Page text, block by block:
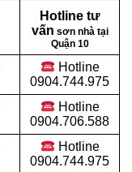
Hotline tư
vấn sơn nhà tại
Quận 10
Hotline
0904.744.975
Hotline
0904.706.588
Hotline
0904.744.975